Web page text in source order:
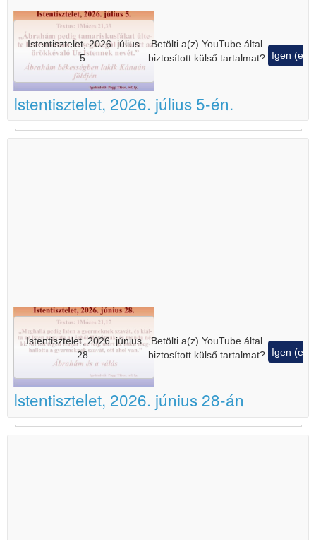
Istentisztelet, 2026. július
5.
Betölti a(z) YouTubeáltal
biztosított külső tartalmat?
Igen (ez
Istentisztelet, 2026. július 5-én.
Istentisztelet, 2026. június
28.
Betölti a(z) YouTubeáltal
biztosított külső tartalmat?
Igen (ez
Istentisztelet, 2026. június 28-án